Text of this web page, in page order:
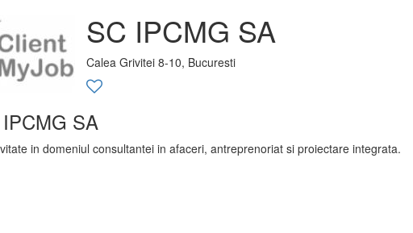
SC IPCMG SA
Calea Grivitei 8-10, Bucuresti
SA
in domeniul consultantei in afaceri, antreprenoriat si proiectare integrata.